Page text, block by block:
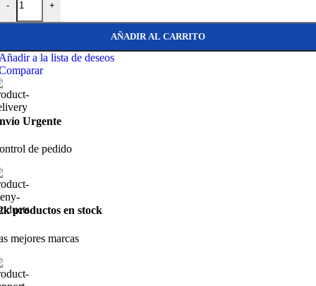
- +
AÑADIR AL CARRITO
a la lista de deseos
Urgente
de pedido
productos en stock
mejores marcas